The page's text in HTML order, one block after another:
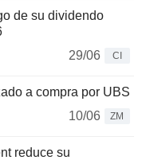
de su dividendo
29/06
CI
a compra por UBS
10/06
ZM
reduce su